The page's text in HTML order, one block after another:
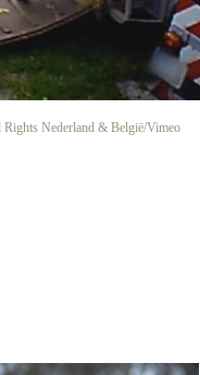
Nederland & België/Vimeo